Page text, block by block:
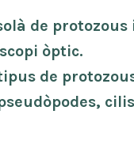
de protozous
òptic.
de
cilis